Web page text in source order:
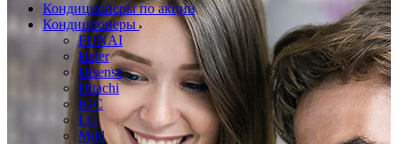
Кондиционеры по акции
Кондиционеры
FUNAI
Haier
Hisense
Hitachi
IGC
LG
Mild